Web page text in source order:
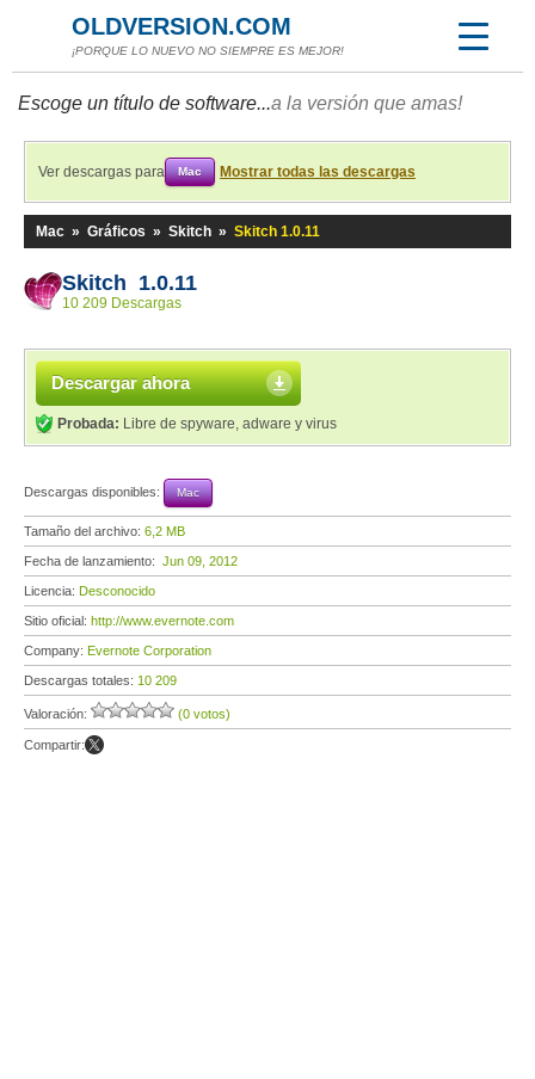
OLDVERSION.COM
¡PORQUE LO NUEVO NO SIEMPRE ES MEJOR!
Escoge un título de software...a la versión que amas!
Ver descargas para Mac Mostrar todas las descargas
Mac » Gráficos » Skitch » Skitch 1.0.11
Skitch 1.0.11
10 209 Descargas
Descargar ahora
Probada: Libre de spyware, adware y virus
Descargas disponibles: Mac
Tamaño del archivo: 6,2 MB
Fecha de lanzamiento: Jun 09, 2012
Licencia: Desconocido
Sitio oficial: http://www.evernote.com
Company: Evernote Corporation
Descargas totales: 10 209
Valoración: (0 votos)
Compartir: